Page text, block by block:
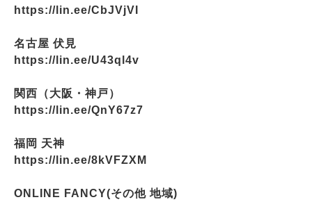
https://lin.ee/CbJVjVI
名古屋 伏見
https://lin.ee/U43ql4v
関西（大阪・神戸）
https://lin.ee/QnY67z7
福岡 天神
https://lin.ee/8kVFZXM
ONLINE FANCY(その他 地域)